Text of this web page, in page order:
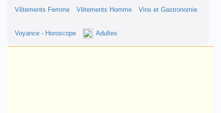
Vêtements Femme
Vêtements Homme Vins et Gastronomie
Voyance - Horoscope Adultes